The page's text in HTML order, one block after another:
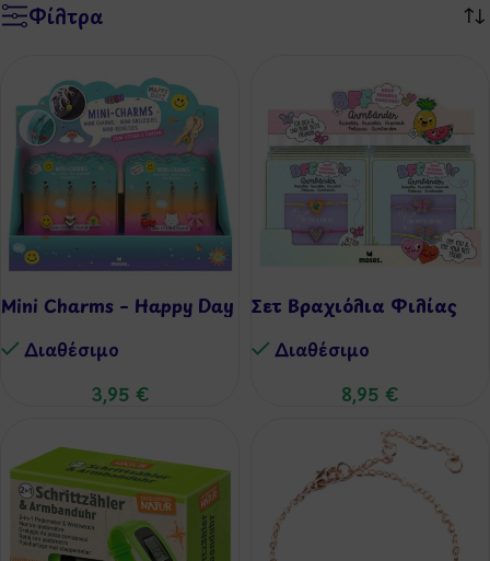
Φίλτρα
Mini Charms – Happy Day
Διαθέσιμo
3,95 €
Σετ Βραχιόλια Φιλίας
Διαθέσιμo
8,95 €